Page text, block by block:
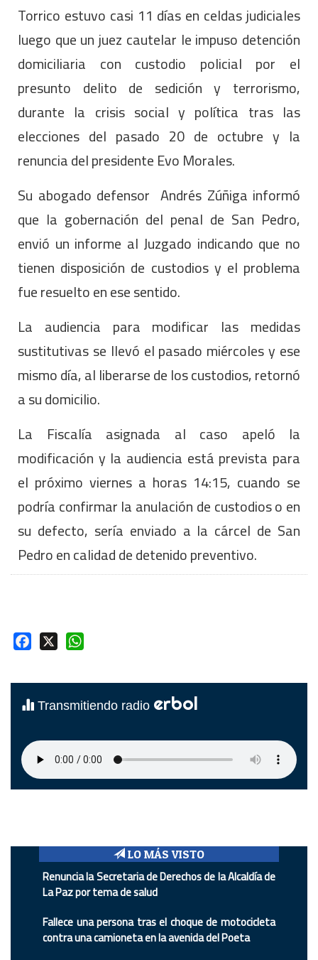
Torrico estuvo casi 11 días en celdas judiciales
luego que un juez cautelar le impuso detención
domiciliaria con custodio policial por el
presunto delito de sedición y terrorismo,
durante la crisis social y política tras las
elecciones del pasado 20 de octubre y la
renuncia del presidente Evo Morales.
Su abogado defensor Andrés Zúñiga informó
que la gobernación del penal de San Pedro,
envió un informe al Juzgado indicando que no
tienen disposición de custodios y el problema
fue resuelto en ese sentido.
La audiencia para modificar las medidas
sustitutivas se llevó el pasado miércoles y ese
mismo día, al liberarse de los custodios, retornó
a su domicilio.
La Fiscalía asignada al caso apeló la
modificación y la audiencia está prevista para
el próximo viernes a horas 14:15, cuando se
podría confirmar la anulación de custodios o en
su defecto, sería enviado a la cárcel de San
Pedro en calidad de detenido preventivo.
Facebook
Transmitiendo radio erbol
LO MÁS VISTO
Renuncia la Secretaria de Derechos de la Alcaldía de
La Paz por tema de salud
Fallece una persona tras el choque de motocicleta
contra una camioneta en la avenida del Poeta